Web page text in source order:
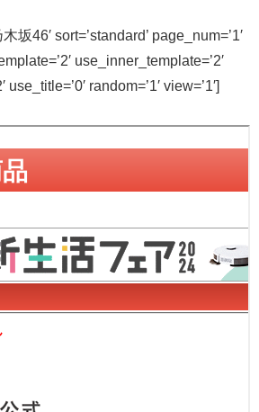
坂46′ sort=’standard’ page_num=’1′
use_inner_template=’2′
random=’1′ view=’1′]